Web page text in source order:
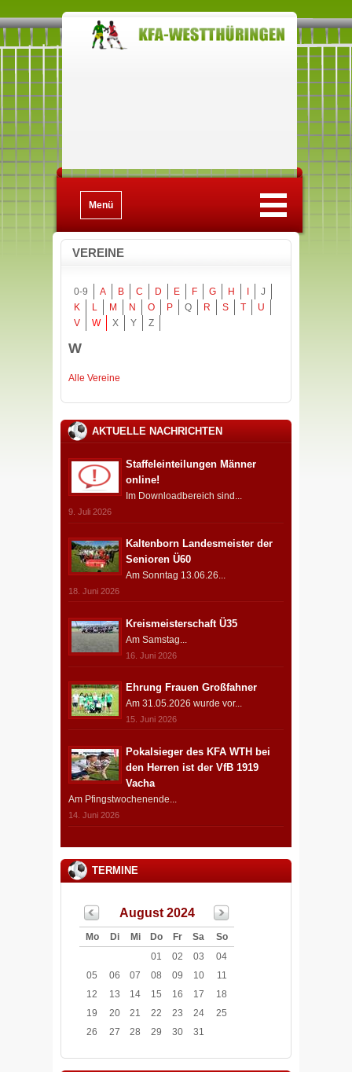
Menü
VEREINE
0-9 A B C D E F G H
J
K
L M N O P Q R S T
U
V
W X Y Z
W
Alle Vereine
AKTUELLE NACHRICHTEN
Staffeleinteilungen Männer
online!
Im Downloadbereich sind...
9. Juli 2026
Kaltenborn Landesmeister der
Senioren Ü60
Am Sonntag 13.06.26...
18. Juni 2026
Kreismeisterschaft Ü35
Am Samstag...
16. Juni 2026
Ehrung Frauen Großfahner
Am 31.05.2026 wurde vor...
15. Juni 2026
Pokalsieger des KFA WTH bei
den Herren ist der VfB 1919
Vacha
Am Pfingstwochenende...
14. Juni 2026
TERMINE
August 2024
Mo Di Mi Do Fr Sa
So
01
02 03
04
05
06 07 08 09 10
11
12
13 14 15 16 17
18
19
20 21 22 23 24
25
26
27 28 29 30 31